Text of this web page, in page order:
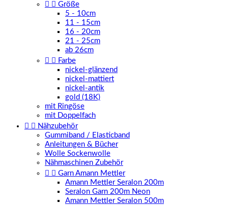
  Größe
5 - 10cm
11 - 15cm
16 - 20cm
21 - 25cm
ab 26cm
  Farbe
nickel-glänzend
nickel-mattiert
nickel-antik
gold (18K)
mit Ringöse
mit Doppelfach
  Nähzubehör
Gummiband / Elasticband
Anleitungen & Bücher
Wolle Sockenwolle
Nähmaschinen Zubehör
  Garn Amann Mettler
Amann Mettler Seralon 200m
Seralon Garn 200m Neon
Amann Mettler Seralon 500m